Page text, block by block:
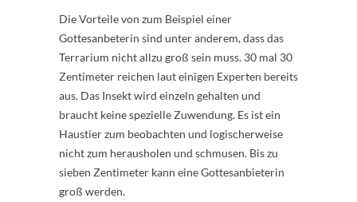
Die Vorteile von zum Beispiel einer
Gottesanbeterin sind unter anderem, dass das
Terrarium nicht allzu groß sein muss. 30 mal 30
Zentimeter reichen laut einigen Experten bereits
aus. Das Insekt wird einzeln gehalten und
braucht keine spezielle Zuwendung. Es ist ein
Haustier zum beobachten und logischerweise
nicht zum herausholen und schmusen. Bis zu
sieben Zentimeter kann eine Gottesanbieterin
groß werden.